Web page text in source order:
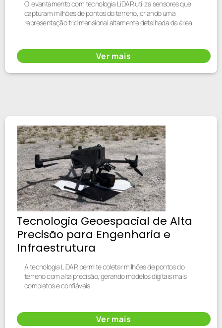
O levantamento com tecnologia LiDAR utiliza sensores que
capturam milhões de pontos do terreno, criando uma
representação tridimensional altamente detalhada da área.
Ver mais
Tecnologia Geoespacial de Alta
Precisão para Engenharia e
Infraestrutura
A tecnologia LiDAR permite coletar milhões de pontos do
terreno com alta precisão, gerando modelos digitais mais
completos e confiáveis.
Ver mais